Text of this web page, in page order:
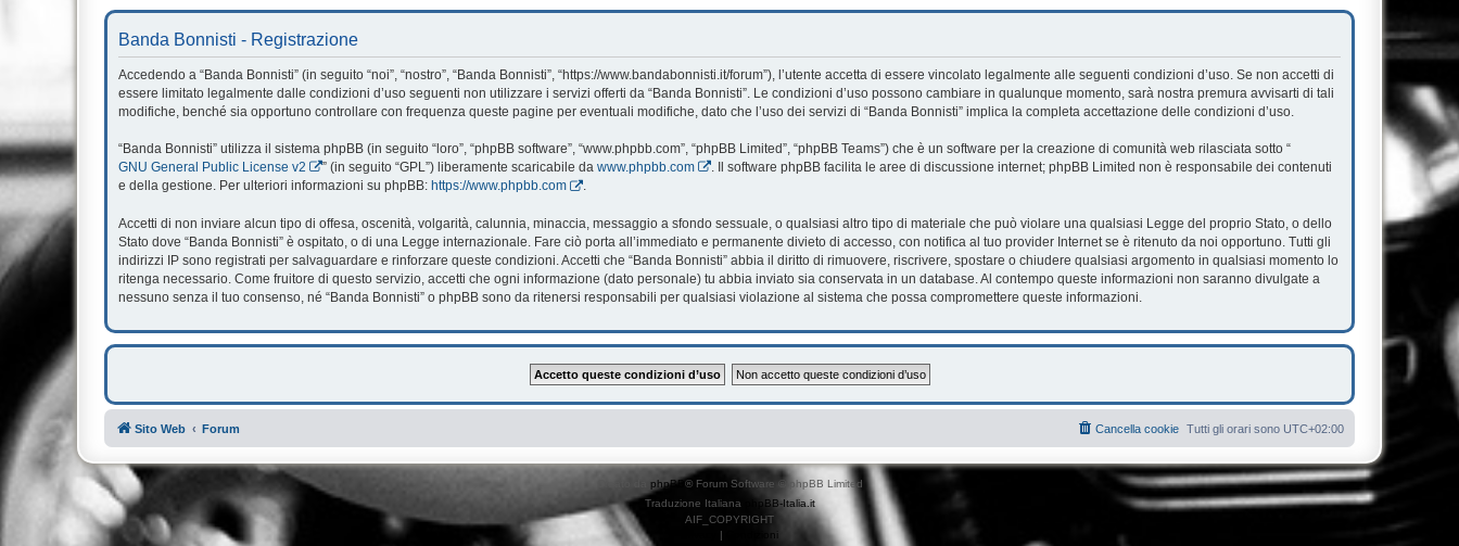
Banda Bonnisti - Registrazione
Accedendo a “Banda Bonnisti” (in seguito “noi”, “nostro”, “Banda Bonnisti”, “https://www.bandabonnisti.it/forum”), l’utente accetta di essere vincolato legalmente alle seguenti condizioni d’uso. Se non accetti di
essere limitato legalmente dalle condizioni d’uso seguenti non utilizzare i servizi offerti da “Banda Bonnisti”. Le condizioni d’uso possono cambiare in qualunque momento, sarà nostra premura avvisarti di tali
modifiche, benché sia opportuno controllare con frequenza queste pagine per eventuali modifiche, dato che l’uso dei servizi di “Banda Bonnisti” implica la completa accettazione delle condizioni d’uso.
“Banda Bonnisti” utilizza il sistema phpBB (in seguito “loro”, “phpBB software”, “www.phpbb.com”, “phpBB Limited”, “phpBB Teams”) che è un software per la creazione di comunità web rilasciata sotto “
GNU General Public License v2
” (in seguito “GPL”) liberamente scaricabile da www.phpbb.com
. Il software phpBB facilita le aree di discussione internet; phpBB Limited non è responsabile dei contenuti
e della gestione. Per ulteriori informazioni su phpBB: https://www.phpbb.com .
Accetti di non inviare alcun tipo di offesa, oscenità, volgarità, calunnia, minaccia, messaggio a sfondo sessuale, o qualsiasi altro tipo di materiale che può violare una qualsiasi Legge del proprio Stato, o dello
Stato dove “Banda Bonnisti” è ospitato, o di una Legge internazionale. Fare ciò porta all’immediato e permanente divieto di accesso, con notifica al tuo provider Internet se è ritenuto da noi opportuno. Tutti gli
indirizzi IP sono registrati per salvaguardare e rinforzare queste condizioni. Accetti che “Banda Bonnisti” abbia il diritto di rimuovere, riscrivere, spostare o chiudere qualsiasi argomento in qualsiasi momento lo
ritenga necessario. Come fruitore di questo servizio, accetti che ogni informazione (dato personale) tu abbia inviato sia conservata in un database. Al contempo queste informazioni non saranno divulgate a
nessuno senza il tuo consenso, né “Banda Bonnisti” o phpBB sono da ritenersi responsabili per qualsiasi violazione al sistema che possa compromettere queste informazioni.
Sito Web Forum Tutti gli orari sono UTC+02:00
Cancella cookie
phpBB® Forum Software © phpBB Limited
Traduzione Italiana
phpBB-Italia.it
AIF_COPYRIGHT
| Condizioni